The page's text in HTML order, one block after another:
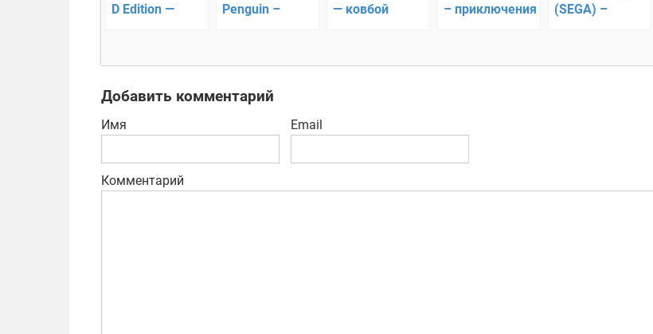
D Edition —
Penguin –
— ковбой
– приключения
(SEGA) –
Добавить комментарий
Имя Email
Комментарий